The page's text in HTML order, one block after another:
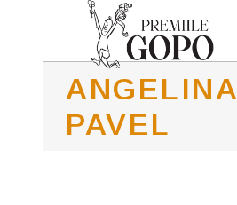
ANGELINA
PAVEL